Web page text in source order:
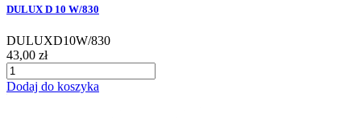
DULUX D 10 W/830
DULUXD10W/830
43,00 zł
Dodaj do koszyka